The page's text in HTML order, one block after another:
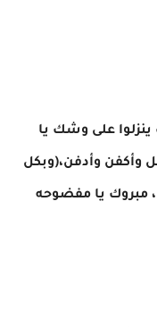
على وشك يا
وأكفن وأدفن،(وبكل
مبروك يا مفضوحه